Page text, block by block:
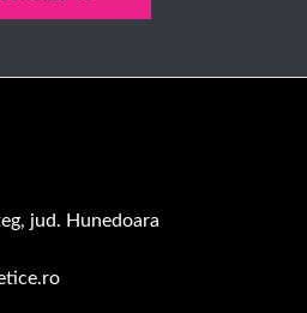
jud. Hunedoara